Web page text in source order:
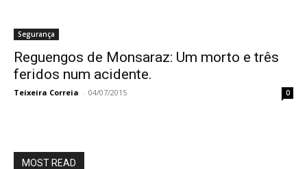
Segurança
Reguengos de Monsaraz: Um morto e três
feridos num acidente.
Teixeira Correia - 04/07/2015 0
MOST READ